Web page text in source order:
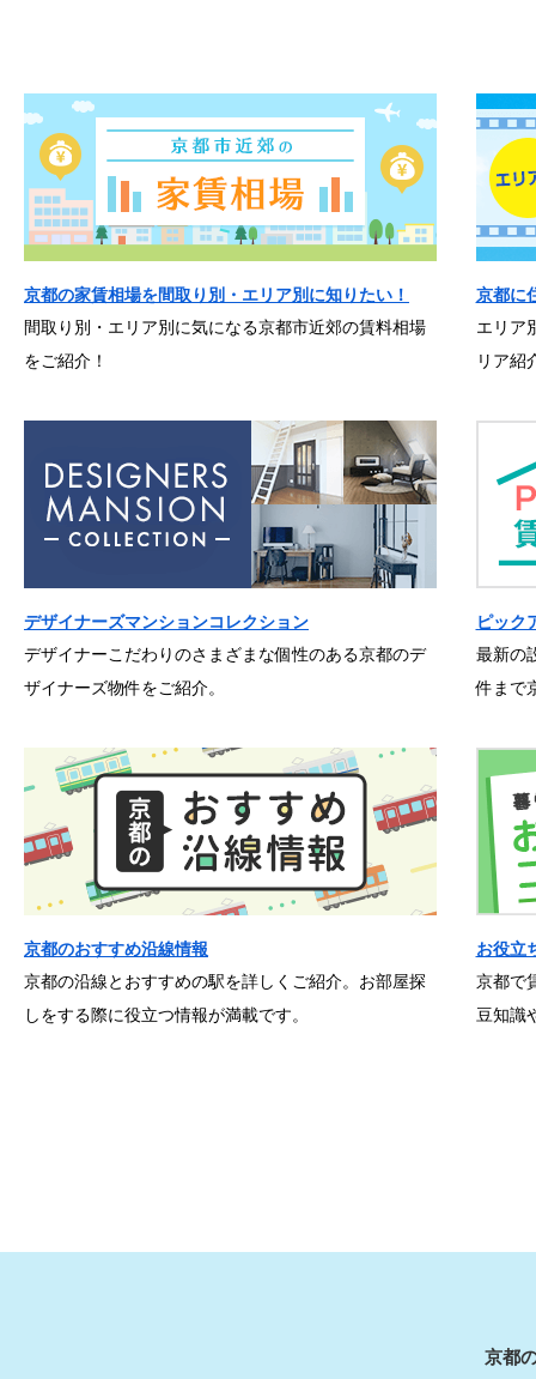
京都の家賃相場を間取り別・エリア別に知りたい！
間取り別・エリア別に気になる京都市近郊の賃料相場
をご紹介！
京都に
エリア
リア紹
デザイナーズマンションコレクション
デザイナーこだわりのさまざまな個性のある京都のデ
ザイナーズ物件をご紹介。
ピック
最新の
件まで
京都のおすすめ沿線情報
京都の沿線とおすすめの駅を詳しくご紹介。お部屋探
しをする際に役立つ情報が満載です。
お役立
京都で
豆知識
京都